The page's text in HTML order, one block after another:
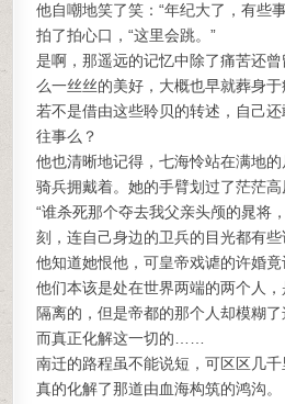
他自嘲地笑了笑：“年纪大了，有些
拍了拍心口，“这里会跳。”
是啊，那遥远的记忆中除了痛苦还
么一丝丝的美好，大概也早就葬身于
若不是借由这些聆贝的转述，自己
往事么？
他也清晰地记得，七海怜站在满地
骑兵拥戴着。她的手臂划过了茫茫高
“谁杀死那个夺去我父亲头颅的晁将
刻，连自己身边的卫兵的目光都有些
他知道她恨他，可皇帝戏谑的许婚竟
他们本该是处在世界两端的两个人
隔离的，但是帝都的那个人却模糊了
而真正化解这一切的……
南迁的路程虽不能说短，可区区几
真的化解了那道由血海构筑的鸿沟。